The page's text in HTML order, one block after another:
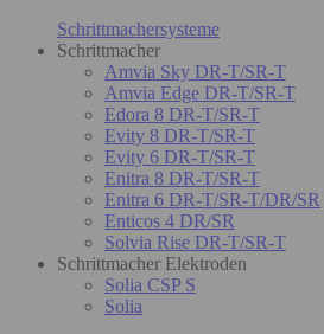
Schrittmachersysteme
Schrittmacher
Amvia Sky DR-T/SR-T
Amvia Edge DR-T/SR-T
Edora 8 DR-T/SR-T
Evity 8 DR-T/SR-T
Evity 6 DR-T/SR-T
Enitra 8 DR-T/SR-T
Enitra 6 DR-T/SR-T/DR/SR
Enticos 4 DR/SR
Solvia Rise DR-T/SR-T
Schrittmacher Elektroden
Solia CSP S
Solia